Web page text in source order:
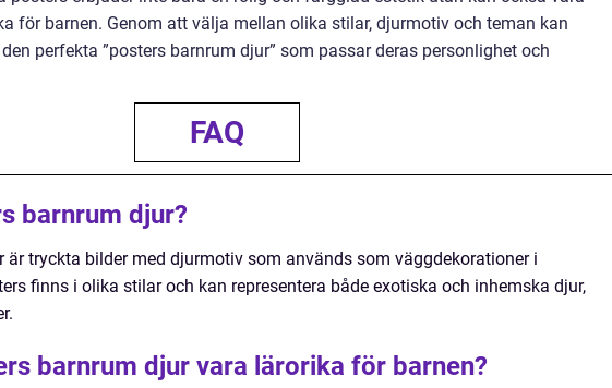
för barnen. Genom att välja mellan olika stilar, djurmotiv och teman kan
perfekta ”posters barnrum djur” som passar deras personlighet och
FAQ
barnrum djur?
är tryckta bilder med djurmotiv som används som väggdekorationer i
finns i olika stilar och kan representera både exotiska och inhemska djur,
barnrum djur vara lärorika för barnen?